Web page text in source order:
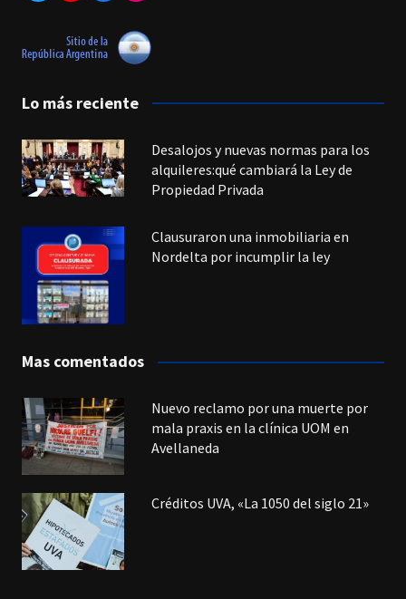
Lo más reciente
Desalojos y nuevas normas para los
alquileres:qué cambiará la Ley de
Propiedad Privada
Clausuraron una inmobiliaria en
Nordelta por incumplir la ley
Mas comentados
Nuevo reclamo por una muerte por
mala praxis en la clínica UOM en
Avellaneda
Créditos UVA, «La 1050 del siglo 21»